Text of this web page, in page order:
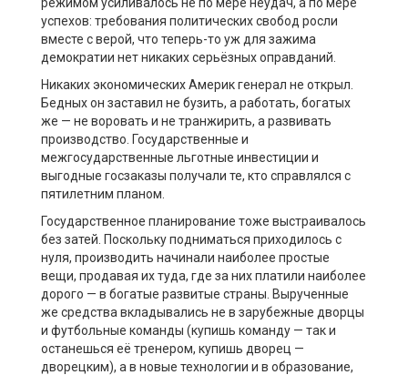
успехов: требования политических свобод росли
вместе с верой, что теперь-то уж для зажима
демократии нет никаких серьёзных оправданий.
Никаких экономических Америк генерал не открыл.
Бедных он заставил не бузить, а работать, богатых
же — не воровать и не транжирить, а развивать
производство. Государственные и
межгосударственные льготные инвестиции и
выгодные госзаказы получали те, кто справлялся с
пятилетним планом.
Государственное планирование тоже выстраивалось
без затей. Поскольку подниматься приходилось с
нуля, производить начинали наиболее простые
вещи, продавая их туда, где за них платили наиболее
дорого — в богатые развитые страны. Вырученные
же средства вкладывались не в зарубежные дворцы
и футбольные команды (купишь команду — так и
останешься её тренером, купишь дворец —
дворецким), а в новые технологии и в образование,